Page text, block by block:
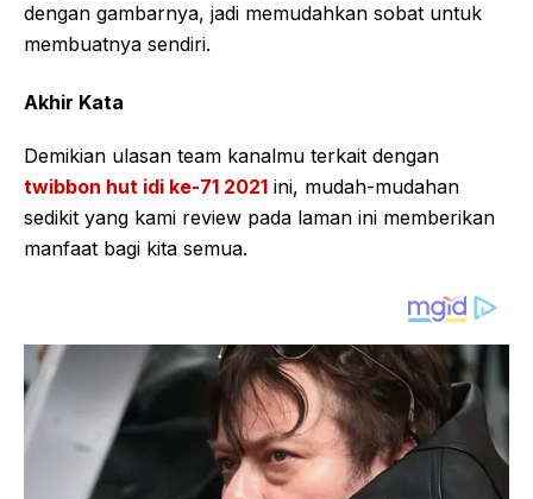
dengan gambarnya, jadi memudahkan sobat untuk
membuatnya sendiri.
Akhir Kata
Demikian ulasan team kanalmu terkait dengan
twibbon hut idi ke-71 2021 ini, mudah-mudahan
sedikit yang kami review pada laman ini memberikan
manfaat bagi kita semua.